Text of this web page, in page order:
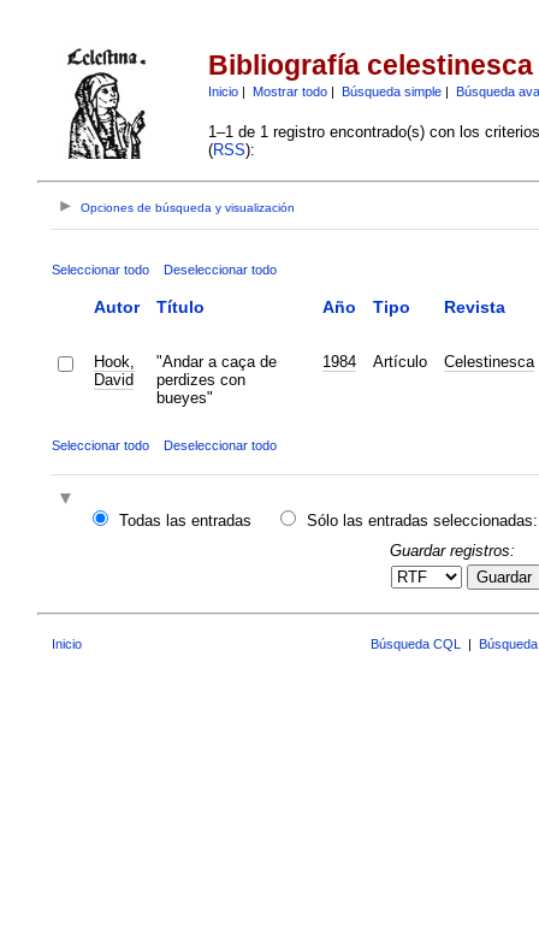
Bibliografía celestinesca
Inicio| Mostrar todo| Búsqueda simple| Búsqueda
1–1 de 1 registro encontrado(s) con los
(RSS):
Opciones de búsqueda y visualización
Seleccionar todo Deseleccionar todo
Autor Título Año Tipo Revista
Hook,
David
"Andar a caça de
perdizes con
bueyes"
1984 Artículo Celestinesca
Seleccionar todo Deseleccionar todo
Todas las entradas
Sólo las entradas seleccionadas:
Guardar registros:
Guardar
Inicio Búsqueda CQL